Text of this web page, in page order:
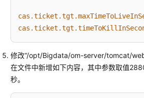
修改“/opt/Bigdata/om-server/tomcat/
在文件中新增如下内容，其中参数取值
秒。